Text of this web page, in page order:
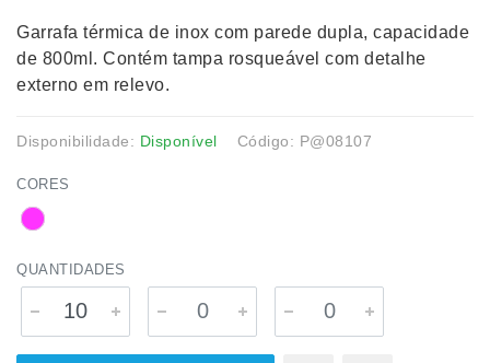
Garrafa térmica de inox com parede dupla, capacidade
de 800ml. Contém tampa rosqueável com detalhe
externo em relevo.
Disponibilidade: Disponível Código: P@08107
CORES
QUANTIDADES